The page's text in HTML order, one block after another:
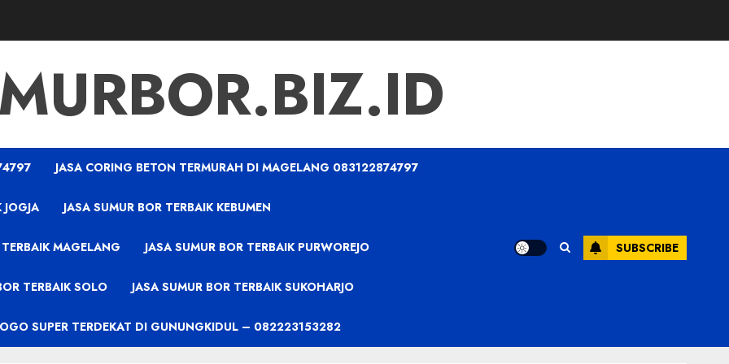
JASA CORING BETON TERMURAH DI MAGELANG 083122874797
JOGJA JASA SUMUR BOR TERBAIK KEBUMEN
MAGELANG JASA SUMUR BOR TERBAIK PURWOREJO
TERBAIK SOLO JASA SUMUR BOR TERBAIK SUKOHARJO
SUPER TERDEKAT DI GUNUNGKIDUL – 082223153282
SUBSCRIBE